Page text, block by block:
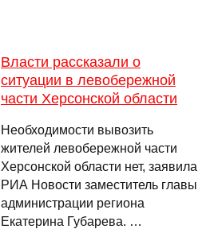
Власти рассказали о
ситуации в левобережной
части Херсонской области
Необходимости вывозить
жителей левобережной части
Херсонской области нет, заявила
РИА Новости заместитель главы
администрации региона
Екатерина Губарева. …